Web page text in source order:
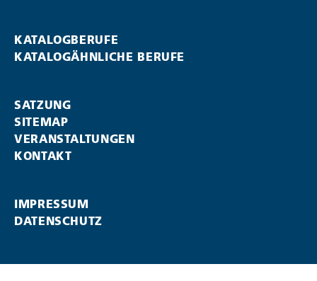
KATALOGBERUFE
KATALOGÄHNLICHE BERUFE
SATZUNG
SITEMAP
VERANSTALTUNGEN
KONTAKT
IMPRESSUM
DATENSCHUTZ